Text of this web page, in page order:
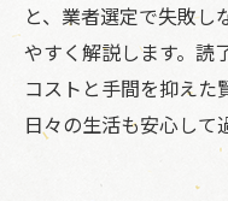
と、業者選定で失敗し
やすく解説します。読
コストと手間を抑えた
日々の生活も安心して